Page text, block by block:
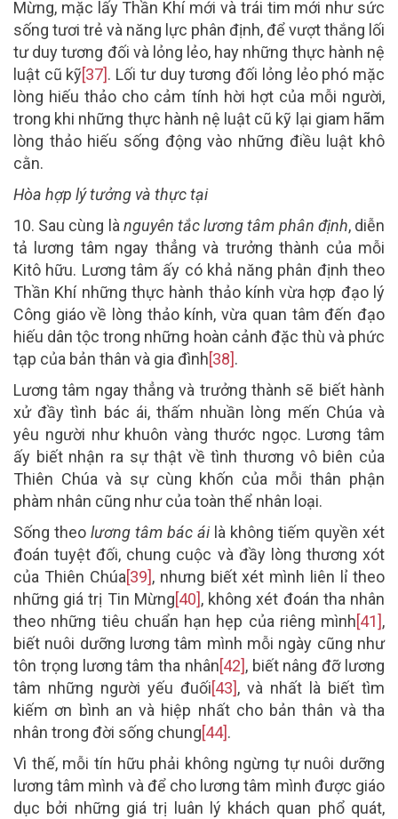
Mừng, mặc lấy Thần Khí mới và trái tim mới như sức
sống tươi trẻ và năng lực phân định, để vượt thắng lối
tư duy tương đối và lỏng lẻo, hay những thực hành nệ
luật cũ kỹ[37]. Lối tư duy tương đối lỏng lẻo phó mặc
lòng hiếu thảo cho cảm tính hời hợt của mỗi người,
trong khi những thực hành nệ luật cũ kỹ lại giam hãm
lòng thảo hiếu sống động vào những điều luật khô
cằn.
Hòa hợp lý tưởng và thực tại
10. Sau cùng là nguyên tắc lương tâm phân định, diễn
tả lương tâm ngay thẳng và trưởng thành của mỗi
Kitô hữu. Lương tâm ấy có khả năng phân định theo
Thần Khí những thực hành thảo kính vừa hợp đạo lý
Công giáo về lòng thảo kính, vừa quan tâm đến đạo
hiếu dân tộc trong những hoàn cảnh đặc thù và phức
tạp của bản thân và gia đình[38].
Lương tâm ngay thẳng và trưởng thành sẽ biết hành
xử đầy tình bác ái, thấm nhuần lòng mến Chúa và
yêu người như khuôn vàng thước ngọc. Lương tâm
ấy biết nhận ra sự thật về tình thương vô biên của
Thiên Chúa và sự cùng khốn của mỗi thân phận
phàm nhân cũng như của toàn thể nhân loại.
Sống theo lương tâm bác áilà không tiếm quyền xét
đoán tuyệt đối, chung cuộc và đầy lòng thương xót
của Thiên Chúa[39], nhưng biết xét mình liên lỉ theo
những giá trị Tin Mừng[40], không xét đoán tha nhân
theo những tiêu chuẩn hạn hẹp của riêng mình[41],
biết nuôi dưỡng lương tâm mình mỗi ngày cũng như
tôn trọng lương tâm tha nhân[42], biết nâng đỡ lương
tâm những người yếu đuối[43], và nhất là biết tìm
kiếm ơn bình an và hiệp nhất cho bản thân và tha
nhân trong đời sống chung[44].
Vì thế, mỗi tín hữu phải không ngừng tự nuôi dưỡng
lương tâm mình và để cho lương tâm mình được giáo
dục bởi những giá trị luân lý khách quan phổ quát,